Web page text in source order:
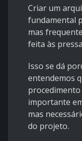
Criar um
fundamental
mas
feita às
Isso se dá
entendemos
importante
mas
do projeto.